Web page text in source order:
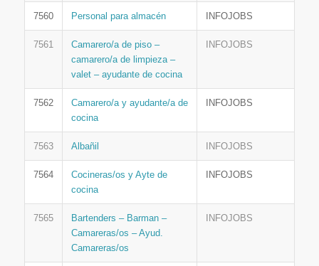
7560 Personal para almacén INFOJOBS
7561
Camarero/a de piso –
camarero/a de limpieza –
valet – ayudante de cocina
INFOJOBS
7562
Camarero/a y ayudante/a de
cocina
INFOJOBS
7563 Albañil INFOJOBS
7564
Cocineras/os y Ayte de
cocina
INFOJOBS
7565
Bartenders – Barman –
Camareras/os – Ayud.
Camareras/os
INFOJOBS